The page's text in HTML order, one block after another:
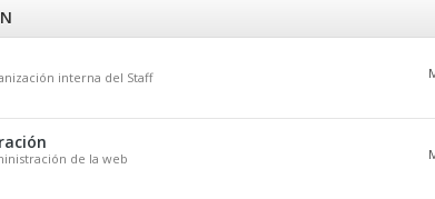
interna del Staff
de la web